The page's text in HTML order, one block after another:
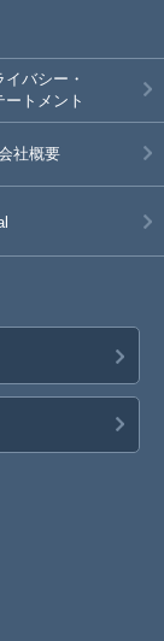
イバシー・
ートメント
社概要